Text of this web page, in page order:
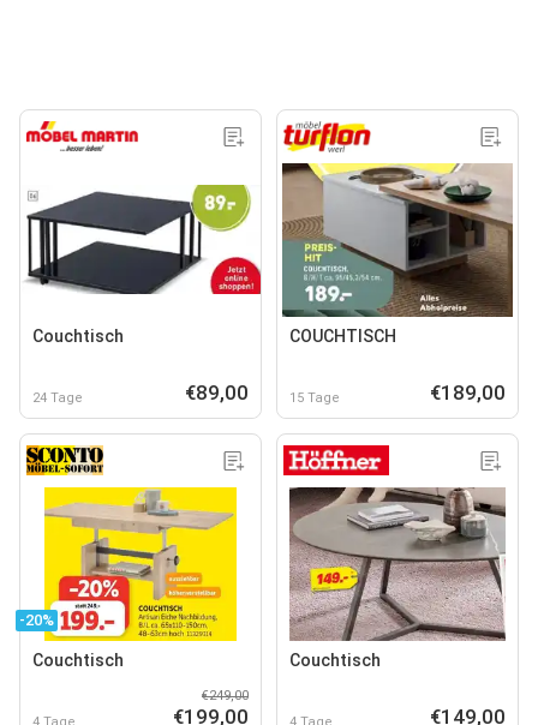
Couchtisch
24 Tage €89,00
COUCHTISCH
15 Tage €189,00
-20%
Couchtisch
4 Tage
€249,00
€199,00
Couchtisch
4 Tage €149,00